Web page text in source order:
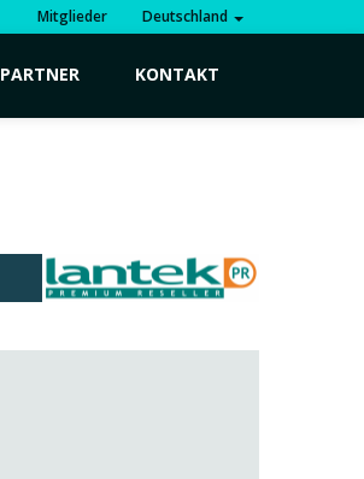
Mitglieder Deutschland
PARTNER KONTAKT